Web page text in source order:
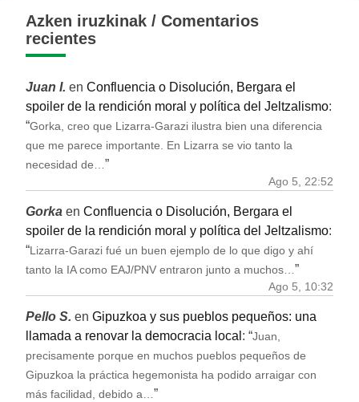
Azken iruzkinak / Comentarios
recientes
Juan I. en Confluencia o Disolución, Bergara el
spoiler de la rendición moral y política del Jeltzalismo:
“Gorka, creo que Lizarra-Garazi ilustra bien una diferencia
que me parece importante. En Lizarra se vio tanto la
necesidad de…”
Ago 5, 22:52
Gorka en Confluencia o Disolución, Bergara el
spoiler de la rendición moral y política del Jeltzalismo:
“Lizarra-Garazi fué un buen ejemplo de lo que digo y ahí
tanto la IA como EAJ/PNV entraron junto a muchos…”
Ago 5, 10:32
Pello S. en Gipuzkoa y sus pueblos pequeños: una
llamada a renovar la democracia local : “Juan,
precisamente porque en muchos pueblos pequeños de
Gipuzkoa la práctica hegemonista ha podido arraigar con
más facilidad, debido a…”